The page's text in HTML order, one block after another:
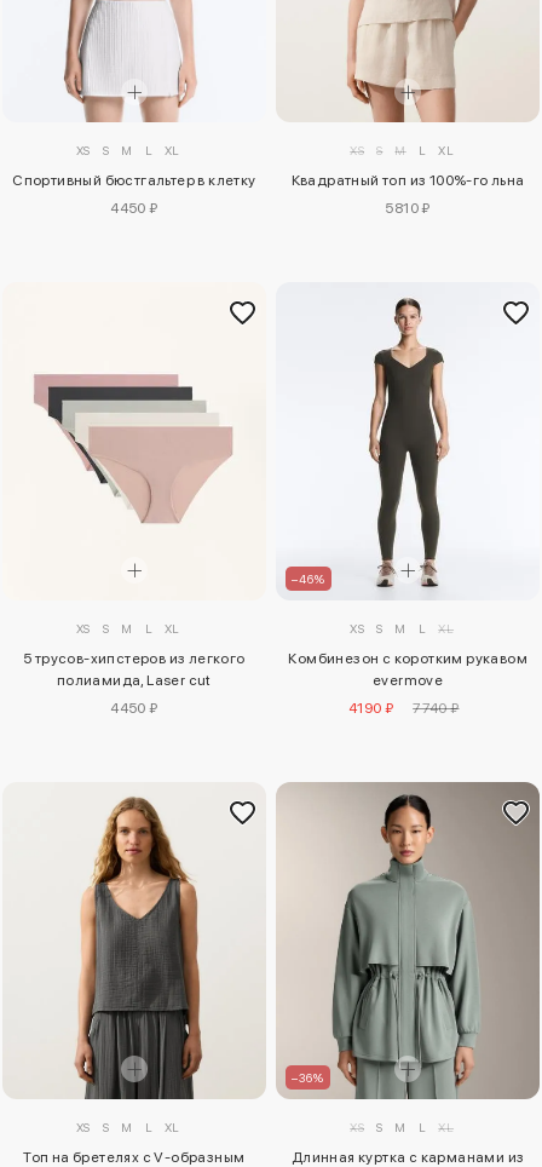
XS S M L XL
Спортивный бюстгальтер в клетку
4450 ₽
XS S M L XL
Квадратный топ из 100%-го льна
5810 ₽
XS S M L XL
5 трусов-хипстеров из легкого
полиамида, Laser cut
4450 ₽
–46%
XS S M L XL
Комбинезон с коротким рукавом
evermove
4190 ₽
7740 ₽
XS S M L XL
Топ на бретелях с V-образным
–36%
XS S M L XL
Длинная куртка с карманами из